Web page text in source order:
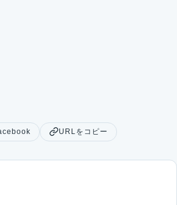
URLをコピー